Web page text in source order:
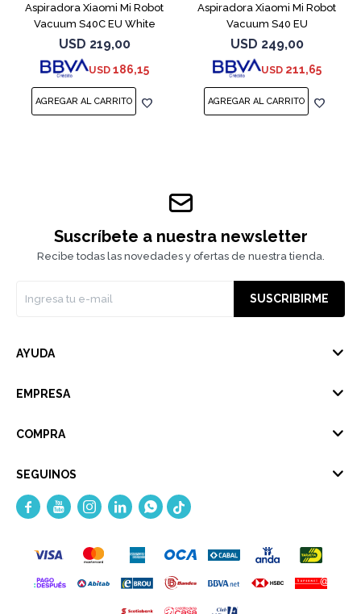
Aspiradora Xiaomi Mi Robot
Vacuum S40C EU White
USD 219,00
USD 186,15
Aspiradora Xiaomi Mi Robot
Vacuum S40 EU
USD 249,00
USD 211,65
Suscríbete a nuestra newsletter
Recibe todas las novedades y ofertas de nuestra tienda.
SUSCRIBIRME
AYUDA
EMPRESA
COMPRA
SEGUINOS
    